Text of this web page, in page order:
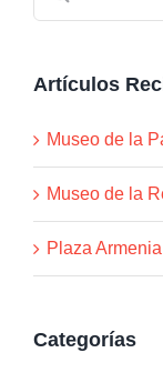
Artículos
Museo de la
Museo de la
Plaza Armenia
Categorías